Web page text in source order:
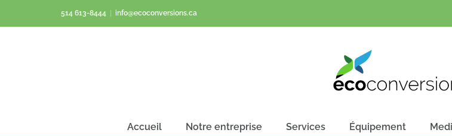
au
514 613-8444 info@ecoconversions.ca
Accueil Notre entreprise Services Équipement